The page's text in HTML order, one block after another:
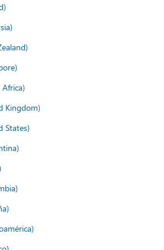
Kingdom)
States)